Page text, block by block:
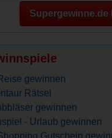
Supergewinne.de
gewinnen
Rätsel
gewinnen
- Urlaub gewinnen
Gutschein